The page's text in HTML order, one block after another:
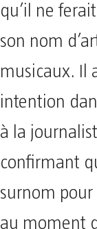
qu’il ne
son nom
musicaux. Il
intention
à la
confirmant
surnom
au moment